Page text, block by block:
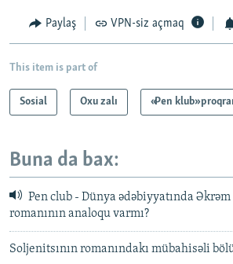
Paylaş VPN-siz açmaq
This item is part of
Sosial Oxu zalı «Pen klub»
Buna da bax:
Pen club - Dünya ədəbiyyatında
romanının analoqu varmı?
Soljenitsının romanındakı mübahisəli